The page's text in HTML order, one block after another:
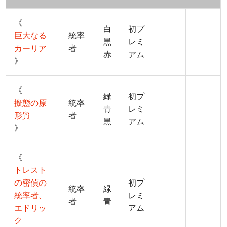
《
巨大なる
カーリア
》
統率
者
白
黒
赤
初プ
レミ
アム
《
擬態の原
形質
》
統率
者
緑
青
黒
初プ
レミ
アム
《
トレスト
の密偵の
統率者、
エドリッ
ク
統率
者
緑
青
初プ
レミ
アム